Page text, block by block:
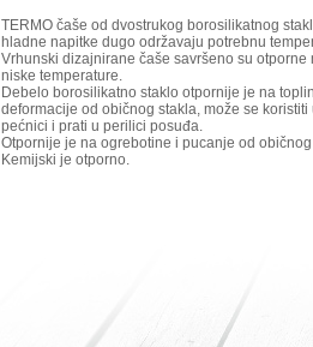
TERMO čaše od dvostrukog borosilikatnog
hladne napitke dugo održavaju potrebnu
Vrhunski dizajnirane čaše savršeno su otporne
niske temperature.
Debelo borosilikatno staklo otpornije je na
deformacije od običnog stakla, može se koristiti
pećnici i prati u perilici posuđa.
Otpornije je na ogrebotine i pucanje od
Kemijski je otporno.